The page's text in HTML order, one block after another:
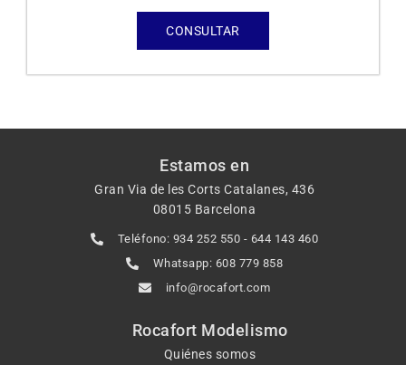
CONSULTAR
Estamos en
Gran Via de les Corts Catalanes, 436
08015 Barcelona
Teléfono: 934 252 550 - 644 143 460
Whatsapp: 608 779 858
info@rocafort.com
Rocafort Modelismo
Quiénes somos